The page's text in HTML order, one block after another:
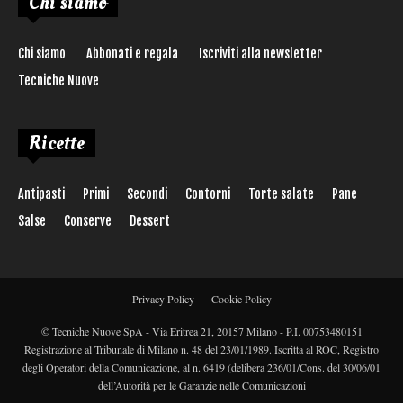
Chi siamo Abbonati e regala
Iscriviti alla newsletter
Tecniche Nuove
Ricette
Antipasti Primi Secondi Contorni Torte salate
Pane
Salse
Conserve Dessert
Privacy Policy Cookie Policy
© Tecniche Nuove SpA - Via Eritrea 21, 20157 Milano - P.I. 00753480151
Registrazione al Tribunale di Milano n. 48 del 23/01/1989. Iscritta al ROC, Registro
degli Operatori della Comunicazione, al n. 6419 (delibera 236/01/Cons. del 30/06/01
dell’Autorità per le Garanzie nelle Comunicazioni